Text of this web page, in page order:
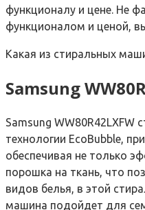
функционалу и цене. Не
функционалом и ценой,
Какая из стиральных
Samsung
Samsung
технологии EcoBubble,
обеспечивая не только
порошка на ткань, что
видов белья, в этой
машина подойдет для